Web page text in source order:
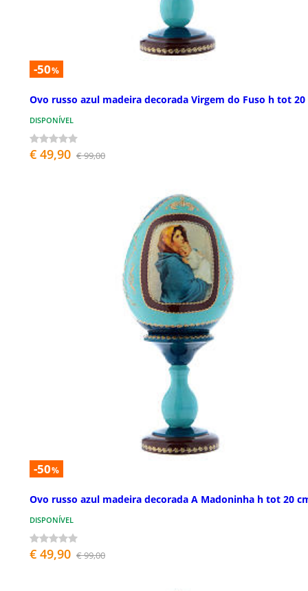
-50%
Ovo russo azul madeira decorada Virgem do Fuso h tot 20
DISPONÍVEL
€ 49,90 € 99,00
-50%
Ovo russo azul madeira decorada A Madoninha h tot 20
DISPONÍVEL
€ 49,90 € 99,00